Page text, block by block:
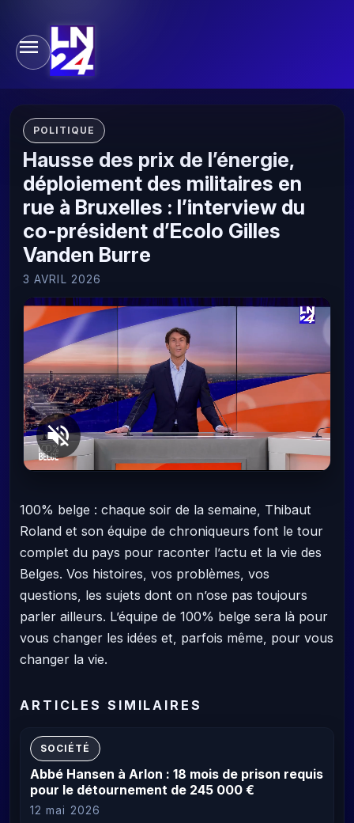
POLITIQUE
Hausse des prix de l’énergie,
déploiement des militaires en
rue à Bruxelles : l’interview du
co-président d’Ecolo Gilles
Vanden Burre
3 AVRIL 2026
100% belge : chaque soir de la semaine, Thibaut
Roland et son équipe de chroniqueurs font le tour
complet du pays pour raconter l’actu et la vie des
Belges. Vos histoires, vos problèmes, vos
questions, les sujets dont on n’ose pas toujours
parler ailleurs. L’équipe de 100% belge sera là pour
vous changer les idées et, parfois même, pour vous
changer la vie.
ARTICLES SIMILAIRES
SOCIÉTÉ
Abbé Hansen à Arlon : 18 mois de prison requis
pour le détournement de 245 000 €
12 mai 2026